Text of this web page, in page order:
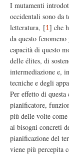
I mutamenti
occidentali sono da
letteratura, [1] che
da questo
capacità di questo
delle élites, di
intermediazione e,
tecniche e degli
Per effetto di
pianificatore,
più delle volte
ai bisogni concreti
pianificazione del
viene più percepita